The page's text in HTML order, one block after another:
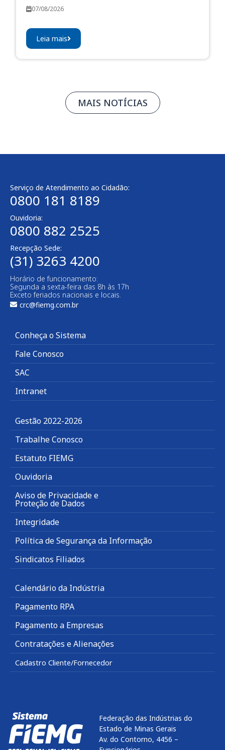
07/08/2026
Leia mais
MAIS NOTÍCIAS
Serviço de Atendimento ao Cidadão:
0800 181 8189
Ouvidoria:
0800 882 2525​
Recepção Sede:
(31) 3263 4200
Horário de funcionamento:
Segunda a sexta-feira das 8h às 17h
Exceto feriados nacionais e locais.
crc@fiemg.com.br
Conheça o Sistema
Fale Conosco
SAC
Intranet
Gestão 2022-2026
Trabalhe Conosco
Estatuto FIEMG
Ouvidoria
Aviso de Privacidade e
Proteção de Dados
Integridade
Política de Segurança da Informação
Sindicatos Filiados
Calendário da Indústria
Pagamento RPA
Pagamento a Empresas
Contratações e Alienações
Cadastro Cliente/Fornecedor
Federação das Indústrias do
Estado de Minas Gerais
Av. do Contorno, 4456 –